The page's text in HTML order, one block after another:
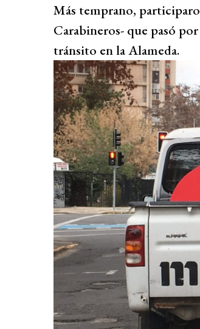
Más temprano,
Carabineros- que pasó
tránsito en la Alameda.